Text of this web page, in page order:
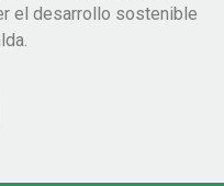
el desarrollo sostenible